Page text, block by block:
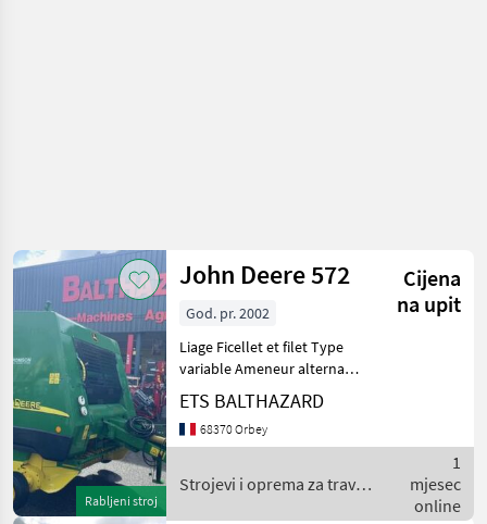
Rabljeni stroj
John Deere 572
Cijena
na upit
God. pr. 2002
Liage Ficellet et filet Type
variable Ameneur alternatif
Diamètre maxi des bottes =
1m30 Lubrification des
chaînes Roues en 10.5/80-
se
ETS BALTHAZARD
68370 Orbey
Strojevi i oprema za travu i
1
mjesec
online